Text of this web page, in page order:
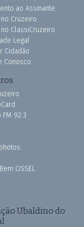
ao Assinante
Cruzeiro
ClassiCruzeiro
Legal
Cidadão
Conosco
FM 92.3
OSSEL
Ubaldino do